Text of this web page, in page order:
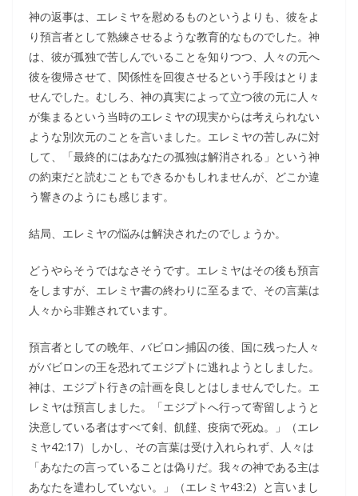
神の返事は、エレミヤを慰めるものというよりも、彼をよ
り預言者として熟練させるような教育的なものでした。神
は、彼が孤独で苦しんでいることを知りつつ、人々の元へ
彼を復帰させて、関係性を回復させるという手段はとりま
せんでした。むしろ、神の真実によって立つ彼の元に人々
が集まるという当時のエレミヤの現実からは考えられない
ような別次元のことを言いました。エレミヤの苦しみに対
して、「最終的にはあなたの孤独は解消される」という神
の約束だと読むこともできるかもしれませんが、どこか違
う響きのようにも感じます。
結局、エレミヤの悩みは解決されたのでしょうか。
どうやらそうではなさそうです。エレミヤはその後も預言
をしますが、エレミヤ書の終わりに至るまで、その言葉は
人々から非難されています。
預言者としての晩年、バビロン捕囚の後、国に残った人々
がバビロンの王を恐れてエジプトに逃れようとしました。
神は、エジプト行きの計画を良しとはしませんでした。エ
レミヤは預言しました。「エジプトへ行って寄留しようと
決意している者はすべて剣、飢饉、疫病で死ぬ。」（エレ
ミヤ42:17）しかし、その言葉は受け入れられず、人々は
「あなたの言っていることは偽りだ。我々の神である主は
あなたを遣わしていない。」（エレミヤ43:2）と言いまし